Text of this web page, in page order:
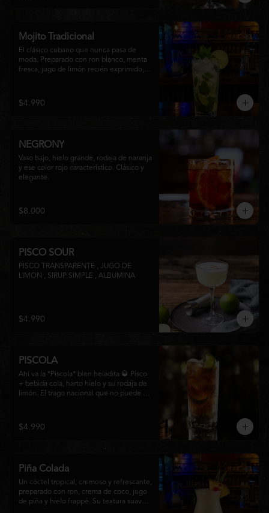
Mojito Tradicional
El clásico cubano que nunca pasa de
moda. Preparado con ron blanco, menta
fresca, jugo de limón recién exprimido,
aromático y perfectamente equilibrado,
ideal para disfrutar en cualquier ocasión.
$4.990
NEGRONY
Vaso bajo, hielo grande, rodaja de naranja
y ese color rojo característico. Clásico y
elegante.
$8.000
PISCO SOUR
PISCO TRANSPARENTE , JUGO DE
LIMON , SIRUP SIMPLE , ALBUMINA
$4.990
PISCOLA
Ahí va la *Piscola* bien heladita 🥃 Pisco
+ bebida cola, harto hielo y su rodaja de
limón. El trago nacional que no puede
$4.990
Piña Colada
Un cóctel tropical, cremoso y refrescante,
preparado con ron, crema de coco, jugo
de piña y hielo frappé. Su textura suave y